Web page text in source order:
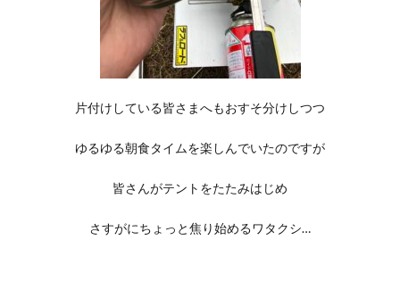
片付けしている皆さまへもおすそ分けしつつ
ゆるゆる朝食タイムを楽しんでいたのですが
皆さんがテントをたたみはじめ
さすがにちょっと焦り始めるワタクシ…